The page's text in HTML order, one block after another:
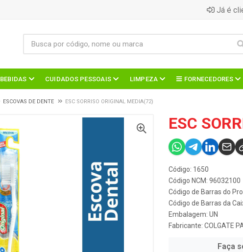
Já é
BEBIDAS CUIDADOS PESSOAIS LIMPEZA FORNECEDORES
ESCOVAS DE DENTE ESC SORRISO ORIGINAL MEDIA(72)
ESC
Código: 1650
Código NCM: 96032100
Código de Barras do
Código de Barras da
Embalagem: UN
Fabricante: COLGATE
Faça